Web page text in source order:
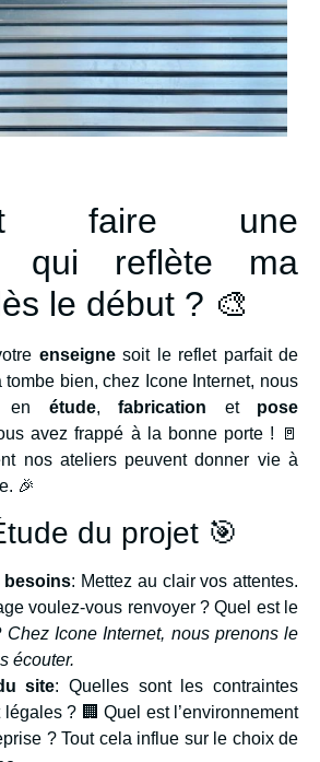
faire une
qui reflète ma
le début ? 🎨
enseignesoit le reflet parfait de
bien, chez Icone Internet, nous
en étude, fabrication et pose
avez frappé à la bonne porte ! 🚪
nos ateliers peuvent donner vie à
🎉
du projet 🎯
besoins: Mettez au clair vos attentes.
voulez-vous renvoyer ? Quel est le
Chez Icone Internet, nous prenons le
écouter.
site: Quelles sont les contraintes
? 🏢 Quel est l’environnement
? Tout cela influe sur le choix de